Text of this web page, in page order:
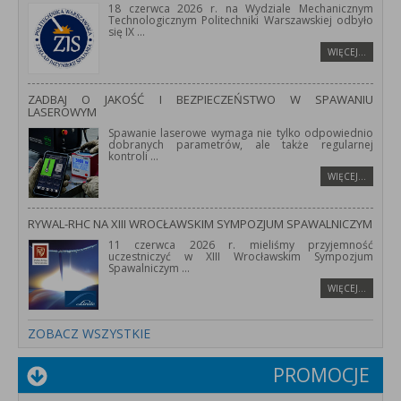
18 czerwca 2026 r. na Wydziale Mechanicznym
Technologicznym Politechniki Warszawskiej odbyło
się IX ...
WIĘCEJ…
ZADBAJ O JAKOŚĆ I BEZPIECZEŃSTWO W SPAWANIU
LASEROWYM
Spawanie laserowe wymaga nie tylko odpowiednio
dobranych parametrów, ale także regularnej
kontroli...
WIĘCEJ…
RYWAL-RHC NA XIII WROCŁAWSKIM SYMPOZJUM SPAWALNICZYM
11 czerwca 2026 r. mieliśmy przyjemność
uczestniczyć w XIII Wrocławskim Sympozjum
Spawalniczym ...
WIĘCEJ…
ZOBACZ WSZYSTKIE
PROMOCJE